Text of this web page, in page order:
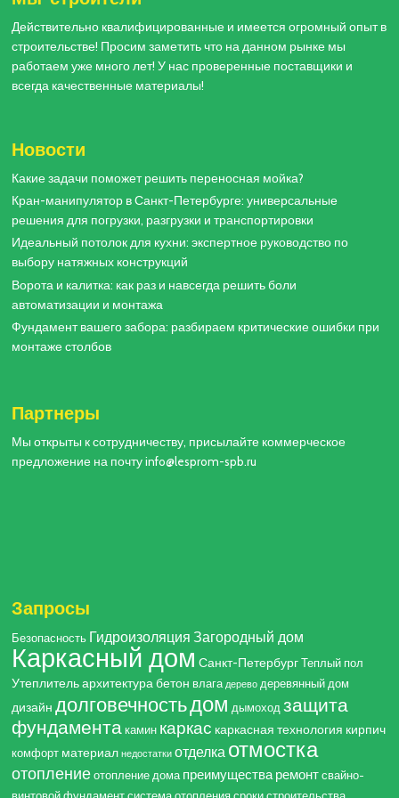
Действительно квалифицированные и имеется огромный опыт в
строительстве! Просим заметить что на данном рынке мы
работаем уже много лет! У нас проверенные поставщики и
всегда качественные материалы!
Новости
Какие задачи поможет решить переносная мойка?
Кран-манипулятор в Санкт-Петербурге: универсальные
решения для погрузки, разгрузки и транспортировки
Идеальный потолок для кухни: экспертное руководство по
выбору натяжных конструкций
Ворота и калитка: как раз и навсегда решить боли
автоматизации и монтажа
Фундамент вашего забора: разбираем критические ошибки при
монтаже столбов
Партнеры
Мы открыты к сотрудничеству, присылайте коммерческое
предложение на почту info@lesprom-spb.ru
Запросы
Безопасность Гидроизоляция Загородный дом
Каркасный дом Санкт-Петербург Теплый пол
Утеплительархитектурабетон влага дерево деревянный дом
дизайн долговечностьдом дымоход защита
фундамента камин каркас каркасная технология кирпич
комфорт материал недостатки отделка отмостка
отопление отопление дома преимуществаремонт свайно-